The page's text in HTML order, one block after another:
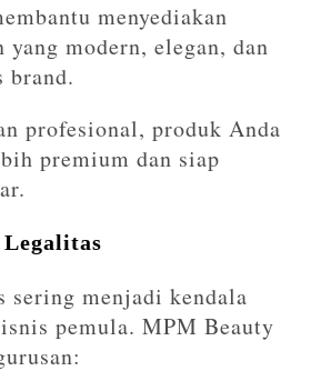
menyediakan
yang modern, elegan, dan
brand.
profesional, produk Anda
premium dan siap
Legalitas
sering menjadi kendala
pemula. MPM Beauty